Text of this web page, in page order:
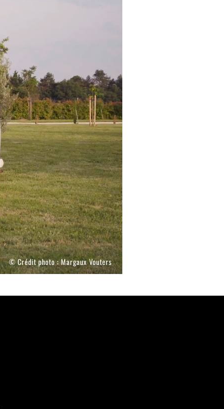
© Crédit photo :Margaux Vouters